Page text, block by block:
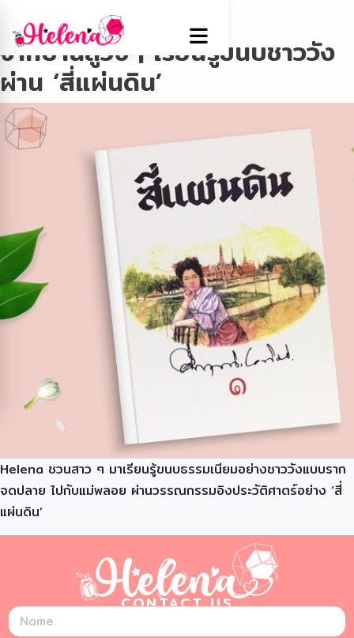
Tag:วรรณกรรม
จากบ้านสู่วัง | เรียนรู้ขนบชาววัง
ผ่าน ‘สี่แผ่นดิน’
Helena ชวนสาว ๆ มาเรียนรู้ขนบธรรมเนียมอย่างชาววังแบบราก
จดปลาย ไปกับแม่พลอย ผ่านวรรณกรรมอิงประวัติศาตร์อย่าง ‘สี่
แผ่นดิน’
CONTACT US